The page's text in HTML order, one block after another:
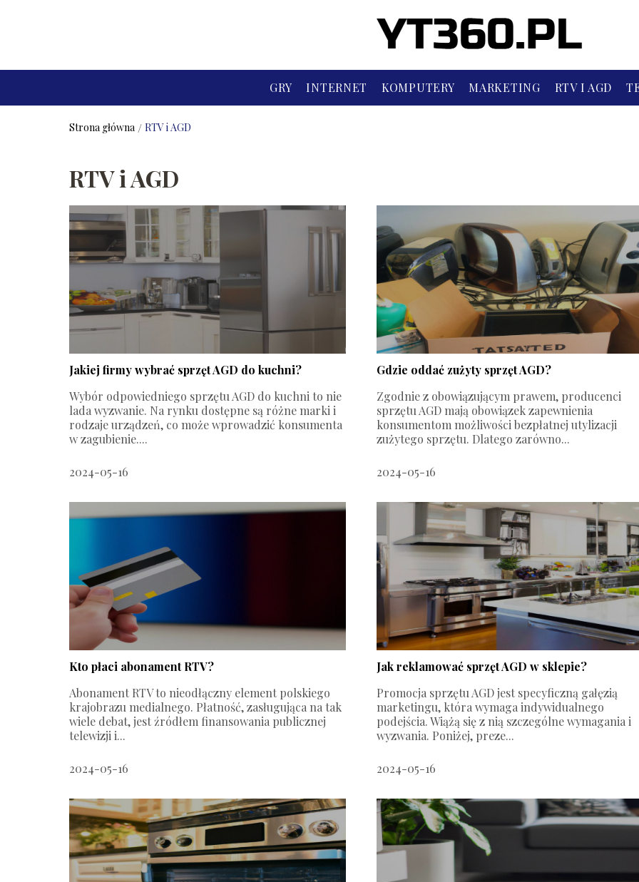
GRY INTERNET KOMPUTERY MARKETING RTV I AGD
Strona główna / RTV i AGD
RTV i AGD
Jakiej firmy wybrać sprzęt AGD do kuchni?
Wybór odpowiedniego sprzętu AGD do kuchni to nie
lada wyzwanie. Na rynku dostępne są różne marki i
rodzaje urządzeń, co może wprowadzić konsumenta
w zagubienie....
2024-05-16
Gdzie oddać zużyty sprzęt AGD?
Zgodnie z obowiązującym prawem, producenci
sprzętu AGD mają obowiązek zapewnienia
konsumentom możliwości bezpłatnej utylizacji
zużytego sprzętu. Dlatego zarówno...
2024-05-16
Kto płaci abonament RTV?
Abonament RTV to nieodłączny element polskiego
krajobrazu medialnego. Płatność, zasługująca na tak
wiele debat, jest źródłem finansowania publicznej
telewizji i...
2024-05-16
Jak reklamować sprzęt AGD w sklepie?
Promocja sprzętu AGD jest specyficzną gałęzią
marketingu, która wymaga indywidualnego
podejścia. Wiążą się z nią szczególne wymagania i
wyzwania. Poniżej, preze...
2024-05-16